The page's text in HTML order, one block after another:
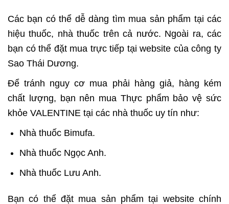
Các bạn có thể dễ dàng tìm mua sản phẩm tại các
hiệu thuốc, nhà thuốc trên cả nước. Ngoài ra, các
bạn có thể đặt mua trực tiếp tại website của công ty
Sao Thái Dương.
Để tránh nguy cơ mua phải hàng giả, hàng kém
chất lượng, bạn nên mua Thực phẩm bảo vệ sức
khỏe VALENTINE tại các nhà thuốc uy tín như:
Nhà thuốc Bimufa.
Nhà thuốc Ngọc Anh.
Nhà thuốc Lưu Anh.
Bạn có thể đặt mua sản phẩm tại website chính